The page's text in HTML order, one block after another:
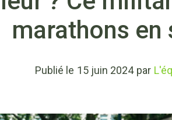
marathons en
Publié le 15 juin 2024 par